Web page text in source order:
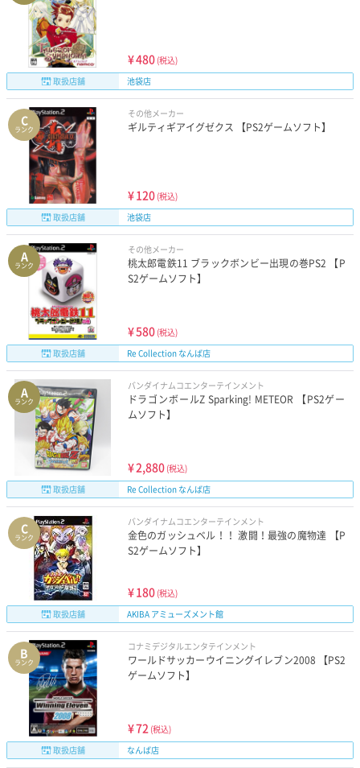
¥480 (税込)
取扱店舗
池袋店
C
ランク
その他メーカー
ギルティギアイグゼクス 【PS2ゲームソフト】
¥120 (税込)
取扱店舗
池袋店
A
ランク
その他メーカー
桃太郎電鉄11 ブラックボンビー出現の巻PS2 【P
S2ゲームソフト】
¥580 (税込)
取扱店舗
Re Collection なんば店
A
ランク
バンダイナムコエンターテインメント
ドラゴンボールZ Sparking! METEOR 【PS2ゲー
ムソフト】
¥2,880 (税込)
取扱店舗
Re Collection なんば店
C
ランク
バンダイナムコエンターテインメント
金色のガッシュベル！！ 激闘！最強の魔物達 【P
S2ゲームソフト】
¥180 (税込)
取扱店舗
AKIBA アミューズメント館
B
ランク
コナミデジタルエンタテインメント
ワールドサッカーウイニングイレブン2008 【PS2
ゲームソフト】
¥72 (税込)
取扱店舗
なんば店